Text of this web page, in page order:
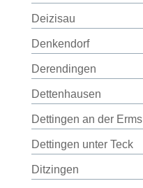
Deizisau
Denkendorf
Derendingen
Dettenhausen
Dettingen an der Erms
Dettingen unter Teck
Ditzingen